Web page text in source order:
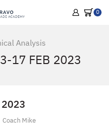
0
Analysis
17 FEB 2023
Coach Mike